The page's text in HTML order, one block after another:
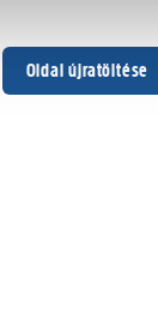
Oldal újratöltése